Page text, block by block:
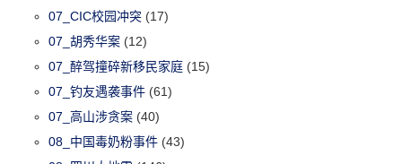
07_CIC校园冲突 (17)
07_胡秀华案 (12)
07_醉驾撞碎新移民家庭 (15)
07_钓友遇袭事件 (61)
07_高山涉贪案 (40)
08_中国毒奶粉事件 (43)